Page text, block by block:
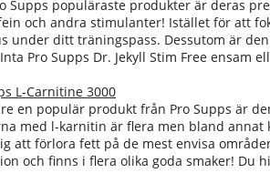
Supps populäraste produkter är deras
och andra stimulanter! Istället för att
under ditt träningspass. Dessutom är
Pro Supps Dr. Jekyll Stim Free ensam
L-Carnitine 3000
en populär produkt från Pro Supps är
med l-karnitin är flera men bland annat
att förlora fett på de mest envisa
och finns i flera olika goda smaker! Du